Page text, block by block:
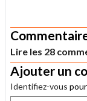
Lire les 28
Ajouter un
Identifiez-vous